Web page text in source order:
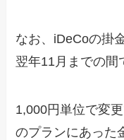
なお、iDeCoの掛
翌年11月までの間
1,000円単位で変
のプランにあった